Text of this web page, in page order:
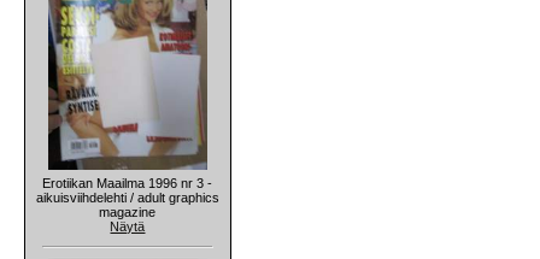
Erotiikan Maailma 1996 nr 3 -
aikuisviihdelehti / adult graphics
magazine
Näytä